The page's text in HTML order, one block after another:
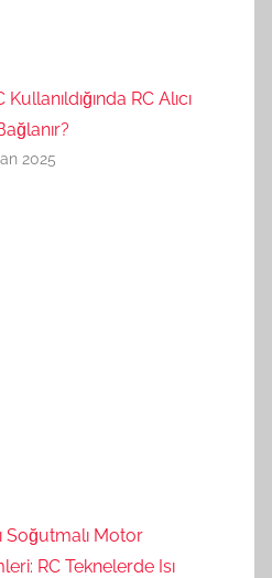
Kullanıldığında RC Alıcı
2025
Soğutmalı Motor
RC Teknelerde Isı